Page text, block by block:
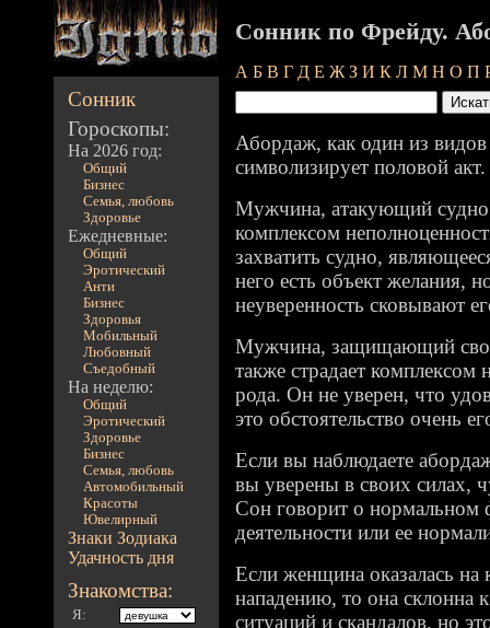
Сонник
Гороскопы:
На 2026 год:
Общий
Бизнес
Семья, любовь
Здоровье
Ежедневные:
Общий
Эротический
Анти
Бизнес
Здоровья
Мобильный
Любовный
Съедобный
На неделю:
Общий
Эротический
Здоровье
Бизнес
Семья, любовь
Автомобильный
Красоты
Ювелирный
Знаки Зодиака
Удачность дня
Знакомства:
Я:
Сонник по Фрейду.
А Б В Г Д Е Ж З И К Л М Н О П
Абордаж, как один из
символизирует половой акт.
Мужчина, атакующий судно
комплексом
захватить судно,
него есть объект желания,
неуверенность сковывают
Мужчина, защищающий
также страдает
рода. Он не уверен, что
это обстоятельство очень
Если вы наблюдаете
вы уверены в своих силах,
Сон говорит о нормальном
деятельности или ее
Если женщина оказалась на
нападению, то она склонна
ситуаций и скандалов, но